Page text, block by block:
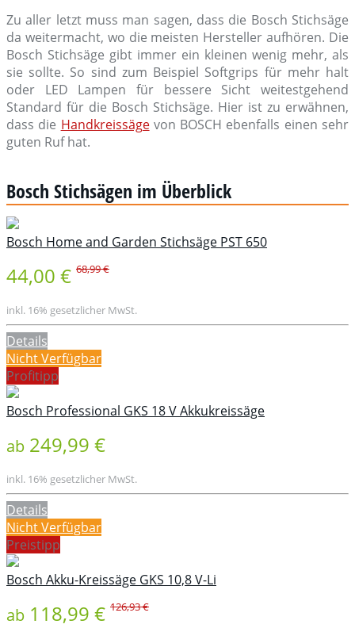
Zu aller letzt muss man sagen, dass die Bosch Stichsäge
da weitermacht, wo die meisten Hersteller aufhören. Die
Bosch Stichsäge gibt immer ein kleinen wenig mehr, als
sie sollte. So sind zum Beispiel Softgrips für mehr halt
oder LED Lampen für bessere Sicht weitestgehend
Standard für die Bosch Stichsäge. Hier ist zu erwähnen,
dass die Handkreissägevon BOSCH ebenfalls einen sehr
guten Ruf hat.
Bosch Stichsägen im Überblick
Bosch Home and Garden Stichsäge PST 650
44,00 € 68,99 €
inkl. 16% gesetzlicher MwSt.
Details
Nicht Verfügbar
Profitipp
Bosch Professional GKS 18 V Akkukreissäge
ab 249,99 €
inkl. 16% gesetzlicher MwSt.
Details
Nicht Verfügbar
Preistipp
Bosch Akku-Kreissäge GKS 10,8 V-Li
ab 118,99 € 126,93 €